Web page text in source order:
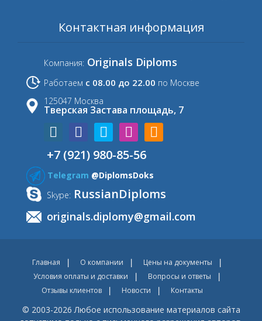
Контактная информация
Компания: Originals Diploms
Работаем с 08.00 до 22.00 по Москве
125047 Москва
Тверская Застава площадь, 7
+7 (921) 980-85-56
Telegram @DiplomsDoks
Skype: RussianDiploms
originals.diplomy@gmail.com
Главная О компании
Цены на документы
Условия оплаты и доставки
Вопросы и ответы
Отзывы клиентов
Новости Контакты
© 2003-2026 Любое использование материалов сайта